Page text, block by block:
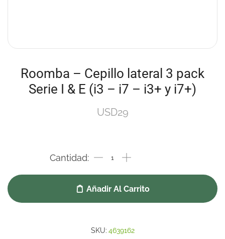
Roomba – Cepillo lateral 3 pack
Serie I & E (i3 – i7 – i3+ y i7+)
USD29
Añadir Al Carrito
SKU: 4639162